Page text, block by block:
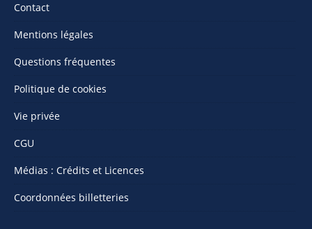
Contact
Mentions légales
Questions fréquentes
Politique de cookies
Vie privée
CGU
Médias : Crédits et Licences
Coordonnées billetteries